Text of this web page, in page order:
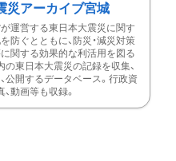
災アーカイブ宮城
運営する東日本大震災に関す
防ぐとともに、防災・減災対策
関する効果的な利活用を図る
の東日本大震災の記録を収集、
公開するデータベース。行政資
、動画等も収録。